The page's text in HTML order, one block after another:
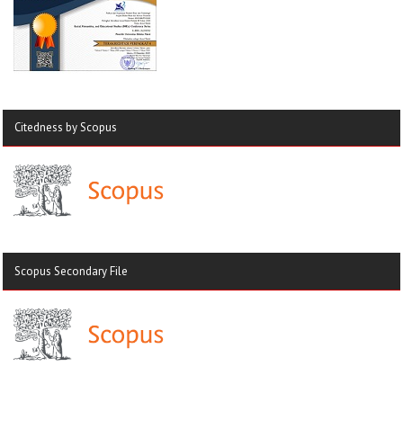
Citedness by Scopus
Scopus Secondary File